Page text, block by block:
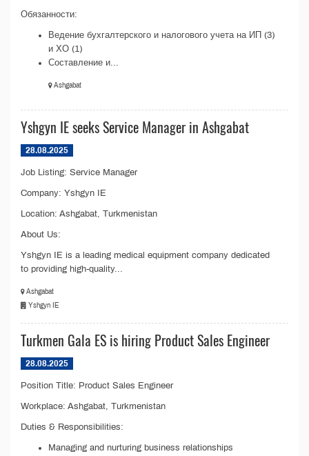
Обязанности:
Ведение бухгалтерского и налогового учета на ИП (3)
и ХО (1)
Составление и...
Ashgabat
Yshgyn IE seeks Service Manager in Ashgabat
28.08.2025
Job Listing: Service Manager
Company: Yshgyn IE
Location: Ashgabat, Turkmenistan
About Us:
Yshgyn IE is a leading medical equipment company dedicated
to providing high-quality...
Ashgabat
Yshgyn IE
Turkmen Gala ES is hiring Product Sales Engineer
28.08.2025
Position Title: Product Sales Engineer
Workplace: Ashgabat, Turkmenistan
Duties & Responsibilities:
Managing and nurturing business relationships